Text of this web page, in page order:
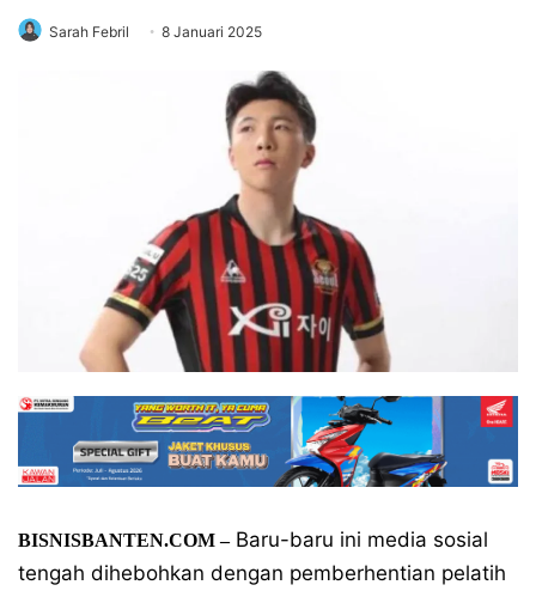
Sarah Febril 8 Januari 2025
BISNISBANTEN.COM –Baru-baru ini media sosial
tengah dihebohkan dengan pemberhentian pelatih